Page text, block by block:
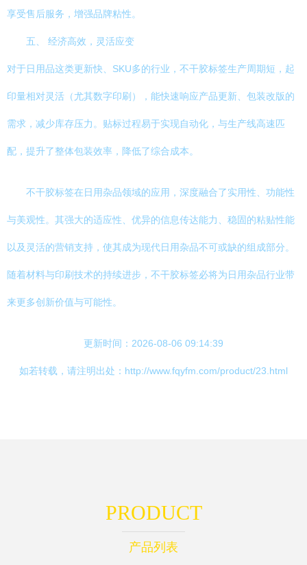
享受售后服务，增强品牌粘性。
五、 经济高效，灵活应变
对于日用品这类更新快、SKU多的行业，不干胶标签生产周期短，起
印量相对灵活（尤其数字印刷），能快速响应产品更新、包装改版的
需求，减少库存压力。贴标过程易于实现自动化，与生产线高速匹
配，提升了整体包装效率，降低了综合成本。
不干胶标签在日用杂品领域的应用，深度融合了实用性、功能性
与美观性。其强大的适应性、优异的信息传达能力、稳固的粘贴性能
以及灵活的营销支持，使其成为现代日用杂品不可或缺的组成部分。
随着材料与印刷技术的持续进步，不干胶标签必将为日用杂品行业带
来更多创新价值与可能性。
更新时间：2026-08-06 09:14:39
如若转载，请注明出处：http://www.fqyfm.com/product/23.html
PRODUCT
产品列表